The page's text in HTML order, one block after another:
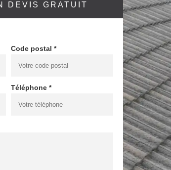
DEVIS GRATUIT
Code postal *
Téléphone *